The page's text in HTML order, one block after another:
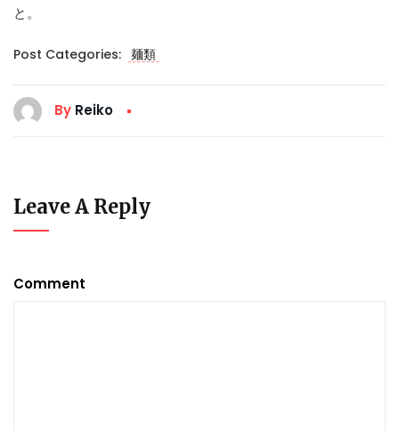
と。
Post Categories: 麺類
By Reiko
Leave A Reply
Comment